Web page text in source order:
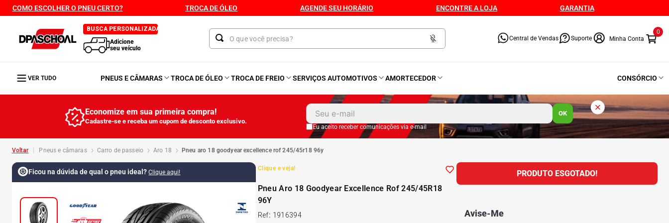
COMO ESCOLHER O PNEU CERTO? TROCA DE ÓLEO AGENDE SEU HORÁRIO ENCONTRE A LOJA GARANTIA
BUSCA PERSONALIZADA
Adicione
seu veículo
Central de Vendas Suporte
0
VER TUDO PNEUS E CÂMARAS TROCA DE ÓLEO TROCA DE FREIO SERVIÇOS AUTOMOTIVOS AMORTECEDOR CONSÓRCIO
Economize em sua primeira compra!
Cadastre-se e receba um cupom de desconto exclusivo.
OK
Eu aceito receber comunicações via e-mail
pneus e câmaras carro de passeio aro 18 pneu aro 18 goodyear excellence rof 245/45r18 96y
Ficou na dúvida de qual o pneu ideal?Clique aqui!
Clique e veja!
Pneu Aro 18 Goodyear Excellence Rof 245/45R18
96Y
Ref: 1916394
PRODUTO ESGOTADO!
Avise-Me
1º Kit 4 Pneu
2º Kit Pneu
3º Bproauto
4º 175 65r14
Kit 4 Pneu Xbri Aro 13